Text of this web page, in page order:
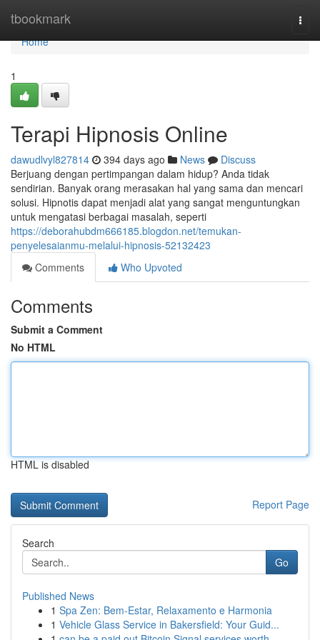
tbookmark
Home
Home
1
Terapi Hipnosis Online
dawudlvyl827814 394 days ago News
Discuss
Berjuang dengan pertimpangan dalam hidup? Anda tidak
sendirian. Banyak orang merasakan hal yang sama dan mencari
solusi. Hipnotis dapat menjadi alat yang sangat menguntungkan
untuk mengatasi berbagai masalah, seperti
https://deborahubdm666185.blogdon.net/temukan-
penyelesaianmu-melalui-hipnosis-52132423
Comments
Who Upvoted
Comments
Submit a Comment
No HTML
HTML is disabled
Report Page
Search
Go
Published News
1 Spa Zen: Bem-Estar, Relaxamento e Harmonia
1 Vehicle Glass Service in Bakersfield: Your Guid...